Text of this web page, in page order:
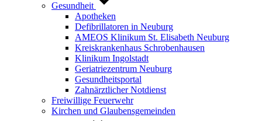
Gesundheit
Apotheken
Defibrillatoren in Neuburg
AMEOS Klinikum St. Elisabeth Neuburg
Kreiskrankenhaus Schrobenhausen
Klinikum Ingolstadt
Geriatriezentrum Neuburg
Gesundheitsportal
Zahnärztlicher Notdienst
Freiwillige Feuerwehr
Kirchen und Glaubensgemeinden